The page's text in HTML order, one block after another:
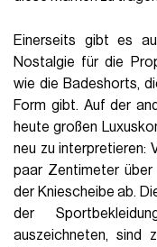
Einerseits gibt es
Nostalgie für die
wie die Badeshorts,
Form gibt. Auf der
heute großen
neu zu interpretieren:
paar Zentimeter über
der Kniescheibe ab.
der
auszeichneten, sind